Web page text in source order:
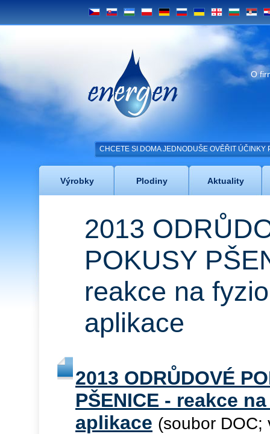
CS SK UZ PL DE RU UA GE BG SRB
Energen
O
CHCETE SI DOMA JEDNODUŠE OVĚŘIT
Výrobky Plodiny Aktuality
2013
POKUSY
reakce na
aplikace
2013 ODRŮDOVÉ
PŠENICE - reakce
aplikace (soubor DOC;